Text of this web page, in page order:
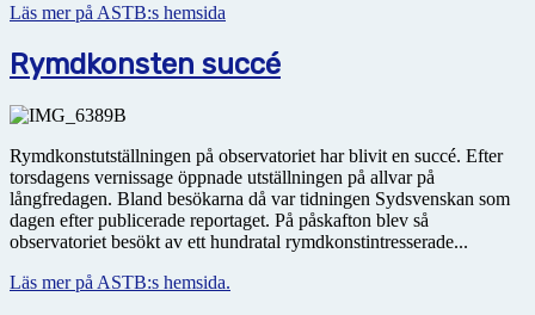
Läs mer på ASTB:s hemsida
Rymdkonsten succé
Rymdkonstutställningen på observatoriet har blivit en succé. Efter
torsdagens vernissage öppnade utställningen på allvar på
långfredagen. Bland besökarna då var tidningen Sydsvenskan som
dagen efter publicerade reportaget. På påskafton blev så
observatoriet besökt av ett hundratal rymdkonstintresserade...
Läs mer på ASTB:s hemsida.